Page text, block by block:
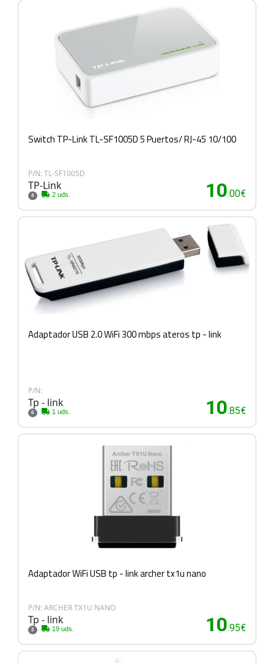
Switch TP-Link TL-SF1005D 5 Puertos/ RJ-45 10/100
P/N: TL-SF1005D
TP-Link
4 2 uds. 10.00€
Adaptador USB 2.0 WiFi 300 mbps ateros tp - link
P/N:
Tp - link
6 1 uds. 10.85€
Adaptador WiFi USB tp - link archer tx1u nano
P/N: ARCHER TX1U NANO
Tp - link
2 19 uds. 10.95€